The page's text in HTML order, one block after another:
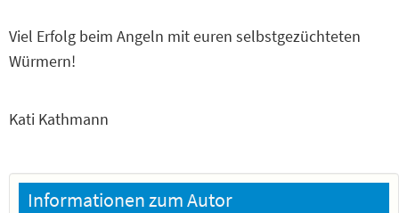
Viel Erfolg beim Angeln mit euren selbstgezüchteten
Würmern!
Kati Kathmann
Informationen zum Autor